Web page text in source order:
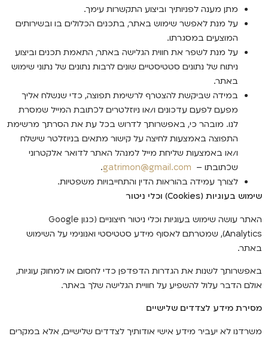
מתן מענה לפניותיך וביצוע התקשרות עימך.
על מנת לאפשר שימוש באתר, בתכנים הכלולים בו ובשירותים
המוצעים במסגרתו.
על מנת לשפר את חווית הגלישה באתר, התאמת תכנים וביצוע
ניתוח של נתונים סטטיסטיים שונים לרבות נתונים של נתוני שימוש
באתר.
במידה שביקשת להצטרף לרשימת תפוצה, כדי שנשלח אליך
מפעם לפעם עדכונים ו/או ניוזלטרים לכתובת המייל שמסרת
לנו. מובהר כי, באפשרותך לדרוש בכל עת את הסרתך מרשימת
התפוצה באמצעות לחיצה על קישור מתאים בניוזלטר שישלח
ו/או באמצעות שליחת מייל למנהל האתר לדואר אלקטרוני
שכתובתו – gatrimon@gmail.com
.
לצורך עמידה בהוראות הדין והתחייבויות משפטיות.
שימוש בעוגיות (Cookies) וכלי ניטור
האתר עושה שימוש בעוגיות וכלי ניטור חיצוניים (כגון Google
Analytics), שמטרתם לאסוף מידע סטטיסטי ואנונימי על השימוש
באתר.
באפשרותך לשנות את הגדרות הדפדפן כדי לחסום או למחוק עוגיות,
אולם הדבר עלול להשפיע על חוויית הגלישה שלך באתר.
מסירת מידע לצדדים שלישיים
משרדנו לא יעביר מידע אישי אודותיך לצדדים שלישיים, אלא במקרים